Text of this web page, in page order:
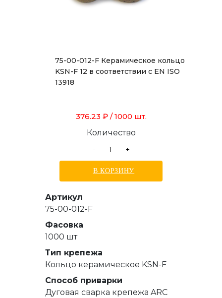
75-00-012-F Керамическое кольцо
KSN-F 12 в соответствии с EN ISO
13918
376.23 ₽ / 1000 шт.
Количество
-
+
В КОРЗИНУ
Артикул
75-00-012-F
Фасовка
1000 шт
Тип крепежа
Кольцо керамическое KSN-F
Способ приварки
Дуговая сварка крепежа ARC